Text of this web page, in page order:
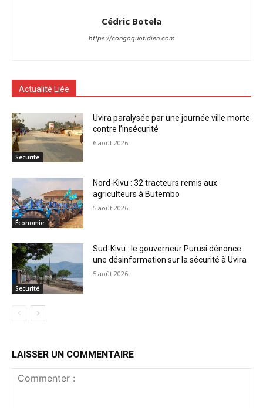
Cédric Botela
https://congoquotidien.com
Actualité Liée
Securité
Uvira paralysée par une journée ville morte
contre l’insécurité
6 août 2026
Économie
Nord-Kivu : 32 tracteurs remis aux
agriculteurs à Butembo
5 août 2026
Securité
Sud-Kivu : le gouverneur Purusi dénonce
une désinformation sur la sécurité à Uvira
5 août 2026
LAISSER UN COMMENTAIRE